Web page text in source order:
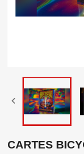

CARTES